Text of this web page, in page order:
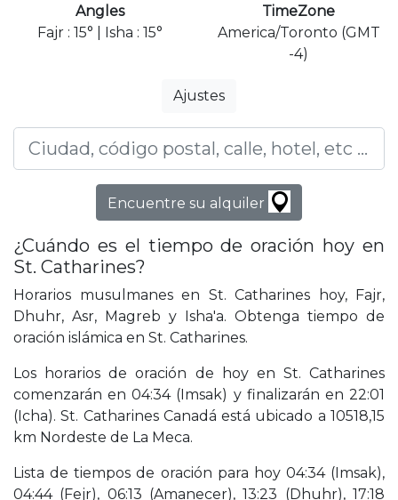
Angles
Fajr : 15° | Isha : 15°
TimeZone
America/Toronto (GMT
-4)
Ajustes
Encuentre su alquiler
¿Cuándo es el tiempo de oración hoy en
St. Catharines?
Horarios musulmanes en St. Catharines hoy, Fajr,
Dhuhr, Asr, Magreb y Isha'a. Obtenga tiempo de
oración islámica en St. Catharines.
Los horarios de oración de hoy en St. Catharines
comenzarán en 04:34 (Imsak) y finalizarán en 22:01
(Icha). St. Catharines Canadá está ubicado a 10518,15
km Nordeste de La Meca.
Lista de tiempos de oración para hoy 04:34 (Imsak),
04:44 (Fejr), 06:13 (Amanecer), 13:23 (Dhuhr), 17:18